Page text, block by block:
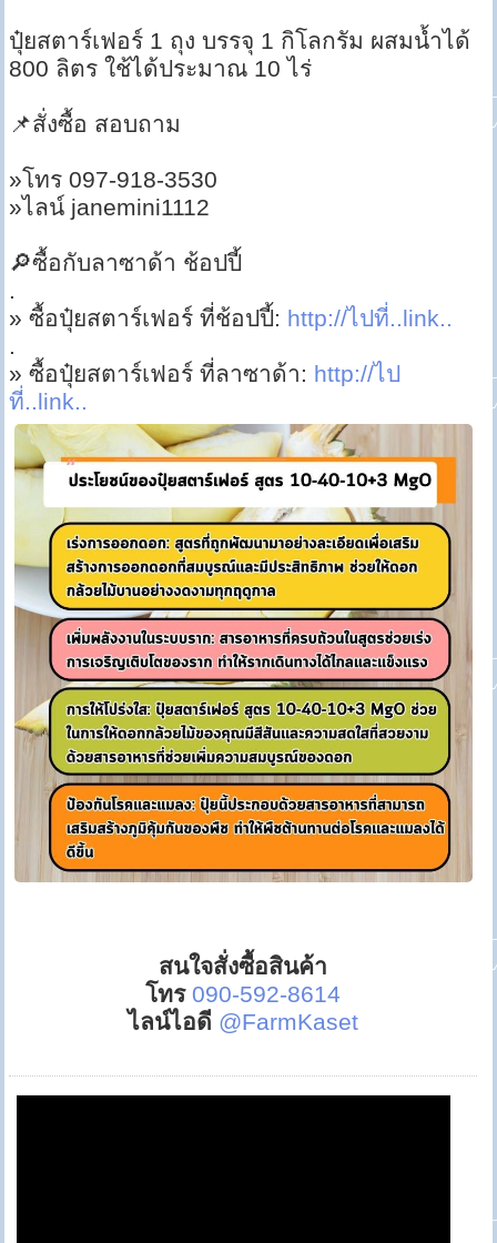
ปุ๋ยสตาร์เฟอร์ 1 ถุง บรรจุ 1 กิโลกรัม ผสมน้ำได้
800 ลิตร ใช้ได้ประมาณ 10 ไร่
📌สั่งซื้อ สอบถาม
»โทร 097-918-3530
»ไลน์ janemini1112
🔎ซื้อกับลาซาด้า ช้อปปี้
.
» ซื้อปุ๋ยสตาร์เฟอร์ ที่ช้อปปี้: http://ไปที่..link..
.
» ซื้อปุ๋ยสตาร์เฟอร์ ที่ลาซาด้า: http://ไป
ที่..link..
สนใจสั่งซื้อสินค้า
โทร 090-592-8614
ไลน์ไอดี @FarmKaset